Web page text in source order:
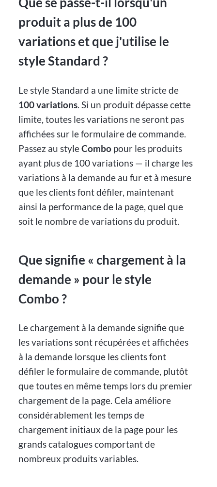
produit a plus de 100
variations et que j'utilise le
style Standard ?
Le style Standard a une limite stricte de
100 variations . Si un produit dépasse cette
limite, toutes les variations ne seront pas
affichées sur le formulaire de commande.
Passez au styleCombo pour les produits
ayant plus de 100 variations — il charge les
variations à la demande au fur et à mesure
que les clients font défiler, maintenant
ainsi la performance de la page, quel que
soit le nombre de variations du produit.
Que signifie « chargement à la
demande » pour le style
Combo ?
Le chargement à la demande signifie que
les variations sont récupérées et affichées
à la demande lorsque les clients font
défiler le formulaire de commande, plutôt
que toutes en même temps lors du premier
chargement de la page. Cela améliore
considérablement les temps de
chargement initiaux de la page pour les
grands catalogues comportant de
nombreux produits variables.